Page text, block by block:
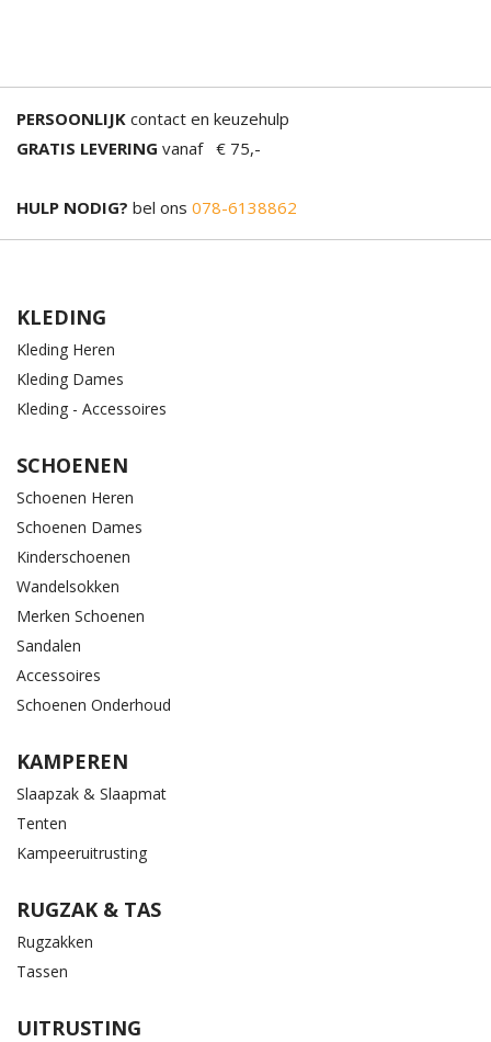
PERSOONLIJK contact en keuzehulp
GRATIS LEVERING vanaf € 75,-
HULP NODIG? bel ons 078-6138862
KLEDING
Kleding Heren
Kleding Dames
Kleding - Accessoires
SCHOENEN
Schoenen Heren
Schoenen Dames
Kinderschoenen
Wandelsokken
Merken Schoenen
Sandalen
Accessoires
Schoenen Onderhoud
KAMPEREN
Slaapzak & Slaapmat
Tenten
Kampeeruitrusting
RUGZAK & TAS
Rugzakken
Tassen
UITRUSTING